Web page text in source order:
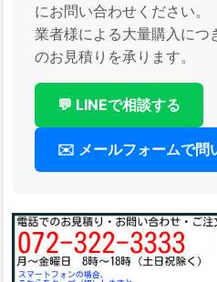
にお問い合わせください。
業者様による大量購入につ
のお見積りを承ります。
💬 LINEで相談する
✉️ メールフォームで問